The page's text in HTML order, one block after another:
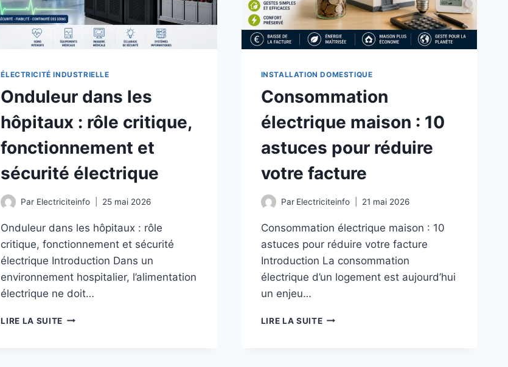
ÉLECTRICITÉ INDUSTRIELLE
Onduleur dans les
hôpitaux : rôle critique,
fonctionnement et
sécurité électrique
Par Electriciteinfo 25 mai 2026
Onduleur dans les hôpitaux : rôle
critique, fonctionnement et sécurité
électrique Introduction Dans un
environnement hospitalier, l’alimentation
électrique ne doit…
LIRE LA SUITE ONDULEUR
INSTALLATION DOMESTIQUE
Consommation
électrique maison : 10
astuces pour réduire
votre facture
Par Electriciteinfo 21 mai 2026
Consommation électrique maison : 10
astuces pour réduire votre facture
Introduction La consommation
électrique d’un logement est aujourd’hui
un enjeu…
LIRE LA SUITECONSOMMATION